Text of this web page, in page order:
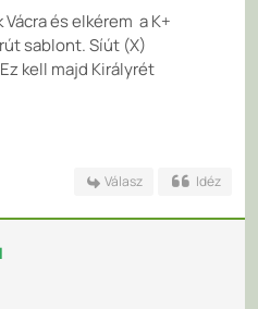
és elkérem a K+
sablont. Síút (X)
kell majd Királyrét
Válasz Idéz